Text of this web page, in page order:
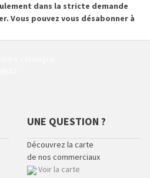
dans la stricte demande
Vous pouvez vous désabonner à
UNE QUESTION ?
Découvrez la carte
de nos commerciaux
Voir la carte